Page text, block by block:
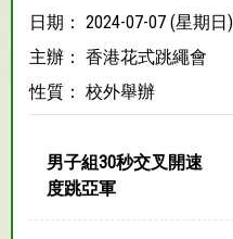
日期： 2024-07-07 (星期日)
主辦： 香港花式跳繩會
性質： 校外舉辦
男子組30秒交叉開速
度跳亞軍